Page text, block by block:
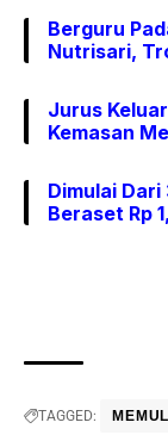
Berguru
Nutrisari,
Jurus
Kemasan
Dimulai
Beraset Rp
TAGGED: